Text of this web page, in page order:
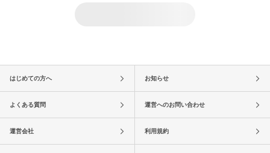
はじめての方へ お知らせ
よくある質問 運営へのお問い合わせ
運営会社 利用規約